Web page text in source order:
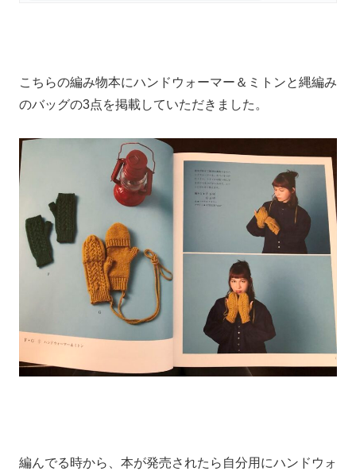
こちらの編み物本にハンドウォーマー＆ミトンと縄編み
のバッグの3点を掲載していただきました。
編んでる時から、本が発売されたら自分用にハンドウォ